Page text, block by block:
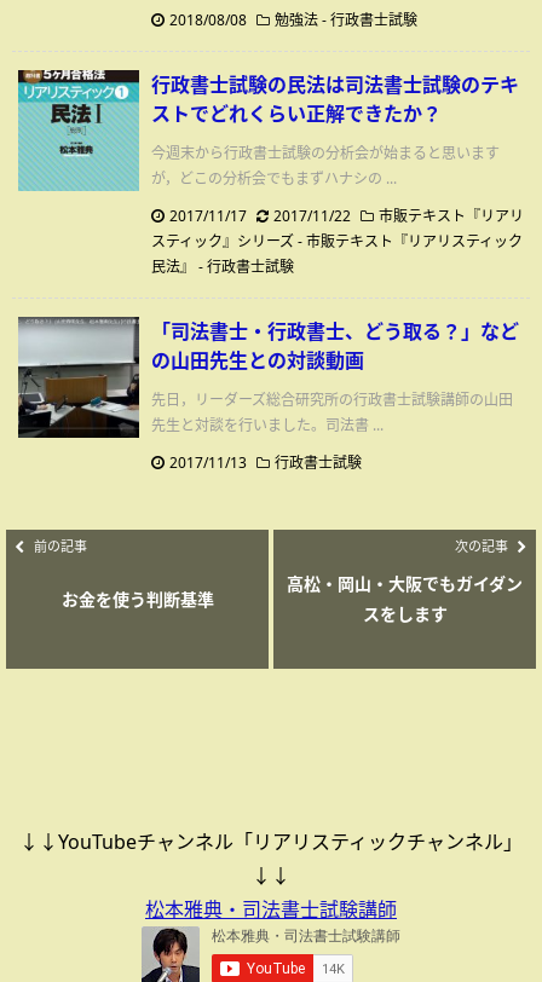
2018/08/08
勉強法-行政書士試験
行政書士試験の民法は司法書士試験のテキ
ストでどれくらい正解できたか？
今週末から行政書士試験の分析会が始まると思います
が，どこの分析会でもまずハナシの ...
2017/11/17
2017/11/22
市販テキスト『リアリ
スティック』シリーズ - 市販テキスト『リアリスティック
民法』 -行政書士試験
「司法書士・行政書士、どう取る？」など
の山田先生との対談動画
先日，リーダーズ総合研究所の行政書士試験講師の山田
先生と対談を行いました。司法書 ...
2017/11/13
行政書士試験
前の記事
お金を使う判断基準
次の記事
高松・岡山・大阪でもガイダン
スをします
↓↓YouTubeチャンネル「リアリスティックチャンネル」
↓↓
松本雅典・司法書士試験講師